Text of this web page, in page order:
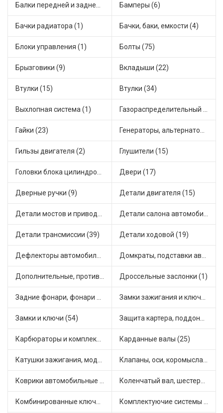
Балки передней и задней подвески (4) Бамперы (6)
Бачки радиатора (1) Бачки, баки, емкости (4)
Блоки управления (1) Болты (75)
Брызговики (9) Вкладыши (22)
Втулки (15) Втулки (34)
Выхлопная система (1) Газораспределительный механизм (2)
Гайки (23) Генераторы, альтернаторы и комплектующие (48)
Гильзы двигателя (2) Глушители (15)
Головки блока цилиндров (2) Двери (17)
Дверные ручки (9) Детали двигателя (15)
Детали мостов и привода трансмиссии (58) Детали салона автомобиля (47)
Детали трансмиссии (39) Детали ходовой (19)
Дефлекторы автомобильные (4) Домкраты, подставки автомобильные (1)
Дополнительные, противотуманные фары (2) Дроссельные заслонки (1)
Задние фонари, фонари видимости (5) Замки зажигания и ключи (11)
Замки и ключи (54) Защита картера, поддона, КПП (3)
Карбюраторы и комплектующие (32) Карданные валы (25)
Катушки зажигания, модули зажигания (3) Клапаны, оси, коромысла (14)
Коврики автомобильные (7) Коленчатый вал, шестерни коленчатого вала (9)
Комбинированные ключи (3) Комплектуючие системы стеклоочистителя (9)